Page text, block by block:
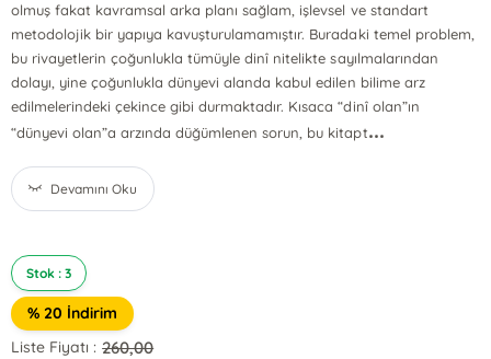
olmuş fakat kavramsal arka planı sağlam, işlevsel ve standart
metodolojik bir yapıya kavuşturulamamıştır. Buradaki temel problem,
bu rivayetlerin çoğunlukla tümüyle dinî nitelikte sayılmalarından
dolayı, yine çoğunlukla dünyevi alanda kabul edilen bilime arz
edilmelerindeki çekince gibi durmaktadır. Kısaca “dinî olan”ın
“dünyevi olan”a arzında düğümlenen sorun, bu kitapt...
Devamını Oku
Stok : 3
% 20 İndirim
Liste Fiyatı : 260,00